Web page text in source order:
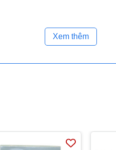
Xem thêm